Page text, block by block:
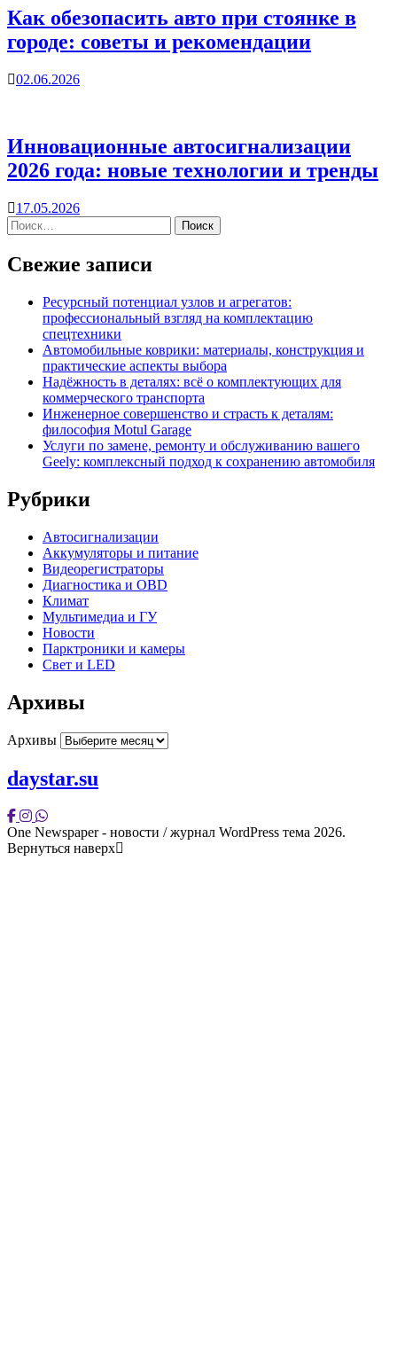
Как обезопасить авто при стоянке в
городе: советы и рекомендации
02.06.2026
Инновационные автосигнализации
2026 года: новые технологии и тренды
17.05.2026
Свежие записи
Ресурсный потенциал узлов и агрегатов:
профессиональный взгляд на комплектацию
спецтехники
Автомобильные коврики: материалы, конструкция и
практические аспекты выбора
Надёжность в деталях: всё о комплектующих для
коммерческого транспорта
Инженерное совершенство и страсть к деталям:
философия Motul Garage
Услуги по замене, ремонту и обслуживанию вашего
Geely: комплексный подход к сохранению автомобиля
Рубрики
Автосигнализации
Аккумуляторы и питание
Видеорегистраторы
Диагностика и OBD
Климат
Мультимедиа и ГУ
Новости
Парктроники и камеры
Свет и LED
Архивы
Архивы
daystar.su
One Newspaper - новости / журнал WordPress тема 2026.
Вернуться наверх